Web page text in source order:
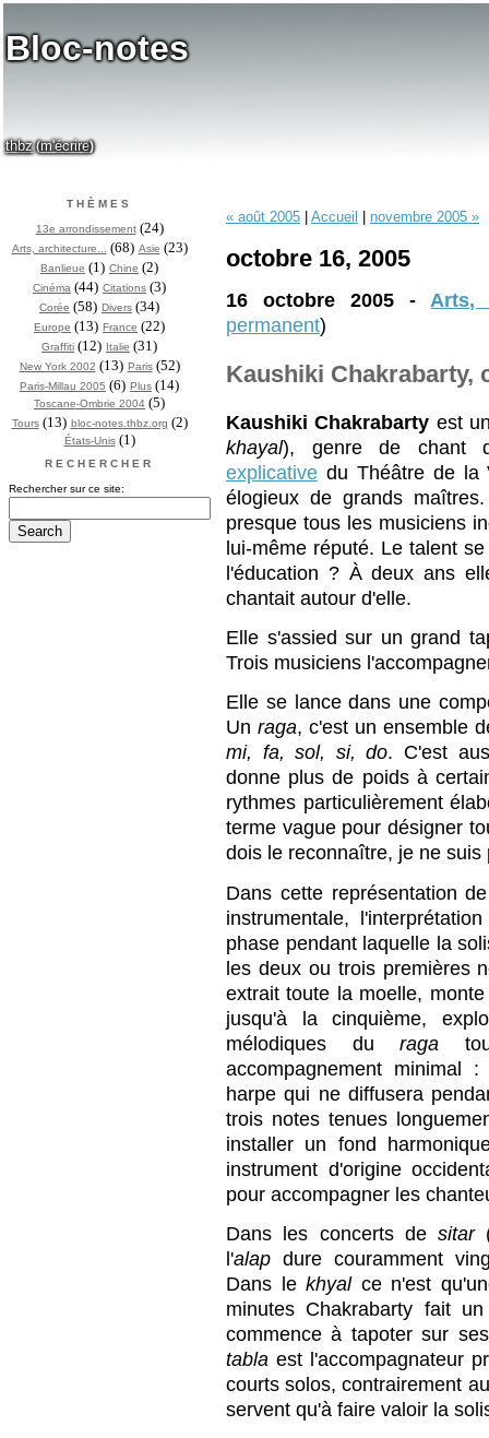
Bloc-notes
thbz(m'écrire)
THÈMES
13e arrondissement(24)
Arts, architecture... (68) Asie (23)
Banlieue (1) Chine (2)
Cinéma (44) Citations (3)
Corée (58) Divers (34)
Europe (13) France (22)
Graffiti (12) Italie (31)
New York 2002 (13) Paris(52)
Paris-Millau 2005 (6) Plus (14)
Toscane-Ombrie 2004 (5)
Tours(13) bloc-notes.thbz.org (2)
États-Unis(1)
RECHERCHER
Rechercher sur ce site:
« août 2005 Accueil novembre 2005 »
octobre 16, 2005
16 octobre 2005 - Arts,
permanent)
Kaushiki Chakrabarty,
Kaushiki Chakrabarty est
khayal), genre de chant
explicative du Théâtre de la
élogieux de grands
presque tous les musiciens
lui-même réputé. Le talent
l'éducation ? À deux ans
chantait autour d'elle.
Elle s'assied sur un grand
Trois musiciens
Elle se lance dans une
Unraga, c'est un ensemble
mi, fa, sol, si, do. C'est
donne plus de poids à
rythmes particulièrement
terme vague pour désigner
dois le reconnaître, je ne
Dans cette représentation
instrumentale,
phase pendant laquelle la
les deux ou trois premières
extrait toute la moelle,
jusqu'à la cinquième,
mélodiques duraga
accompagnement
harpe qui ne diffusera
trois notes tenues
installer un fond
instrument d'origine
pour accompagner les
Dans les concerts de sitar
l'alap dure couramment
Dans lekhyalce n'est
minutes Chakrabarty fait
commence à tapoter sur
tabla est l'accompagnateur
courts solos, contrairement
servent qu'à faire valoir la